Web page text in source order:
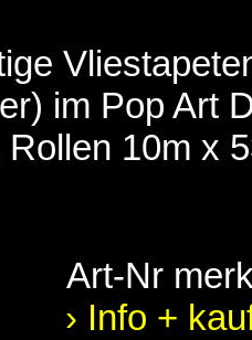
im Pop Art
Rollen 10m x
Art-Nr
› Info +